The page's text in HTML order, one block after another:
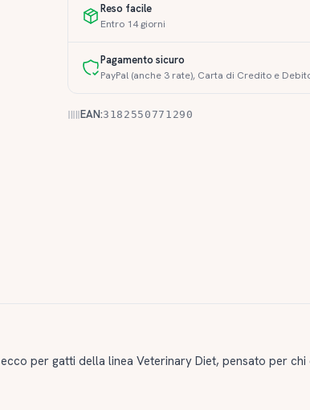
Reso facile
Entro 14 giorni
Pagamento sicuro
PayPal (anche 3 rate), Carta di Credito e
EAN:3182550771290
per gatti della linea Veterinary Diet, pensato per